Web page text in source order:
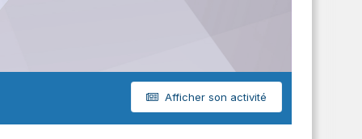
Afficher son activité